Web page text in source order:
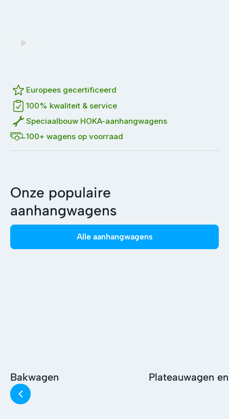
Europees gecertificeerd
100% kwaliteit & service
Speciaalbouw HOKA-aanhangwagens
100+ wagens op voorraad
Onze populaire
aanhangwagens
Alle aanhangwagens
Bakwagen Plateauwagen